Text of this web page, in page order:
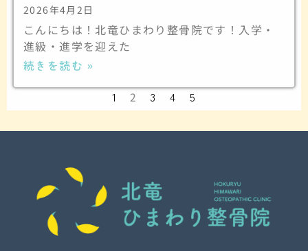
2026年4月2日
こんにちは！北竜ひまわり整骨院です！入学・
進級・進学を迎えた
続きを読む »
1 2 3 4 5